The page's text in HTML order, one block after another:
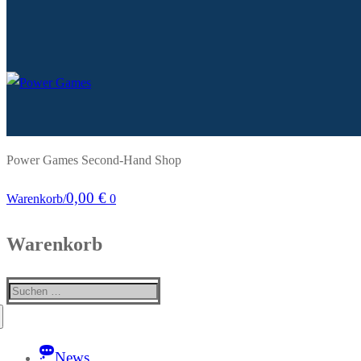
Power Games Second-Hand Shop
Warenkorb/0,00 € 0
Warenkorb
Suchen
News